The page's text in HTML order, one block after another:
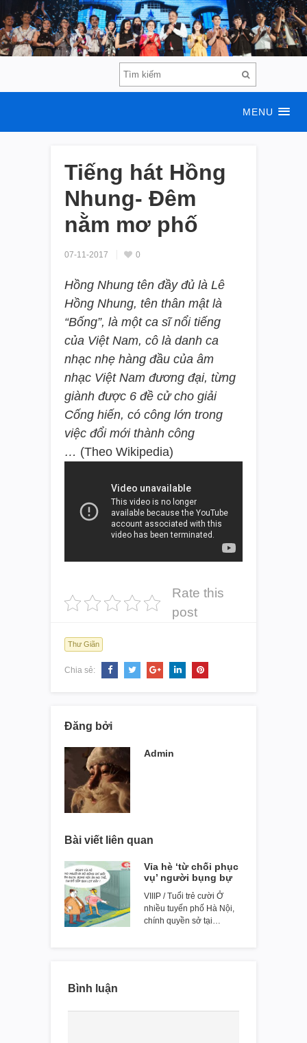
MENU
Tiếng hát Hồng
Nhung- Đêm
nằm mơ phố
07-11-2017 0
Hồng Nhung tên đầy đủ là Lê
Hồng Nhung, tên thân mật là
“Bống”, là một ca sĩ nổi tiếng
của Việt Nam, cô là danh ca
nhạc nhẹ hàng đầu của âm
nhạc Việt Nam đương đại, từng
giành được 6 đề cử cho giải
Cống hiến, có công lớn trong
việc đổi mới thành công
… (Theo Wikipedia)
Rate this
post
Thư Giãn
Chia sẻ:
Đăng bởi
Admin
Bài viết liên quan
Vỉa hè ‘từ chối phục
vụ’ người bụng bự
VIIIP / Tuổi trẻ cười Ở
nhiều tuyến phố Hà Nội,
chính quyền sở tại…
Bình luận